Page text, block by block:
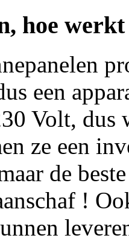
hoe
een
Volt, dus
ze een
de
!